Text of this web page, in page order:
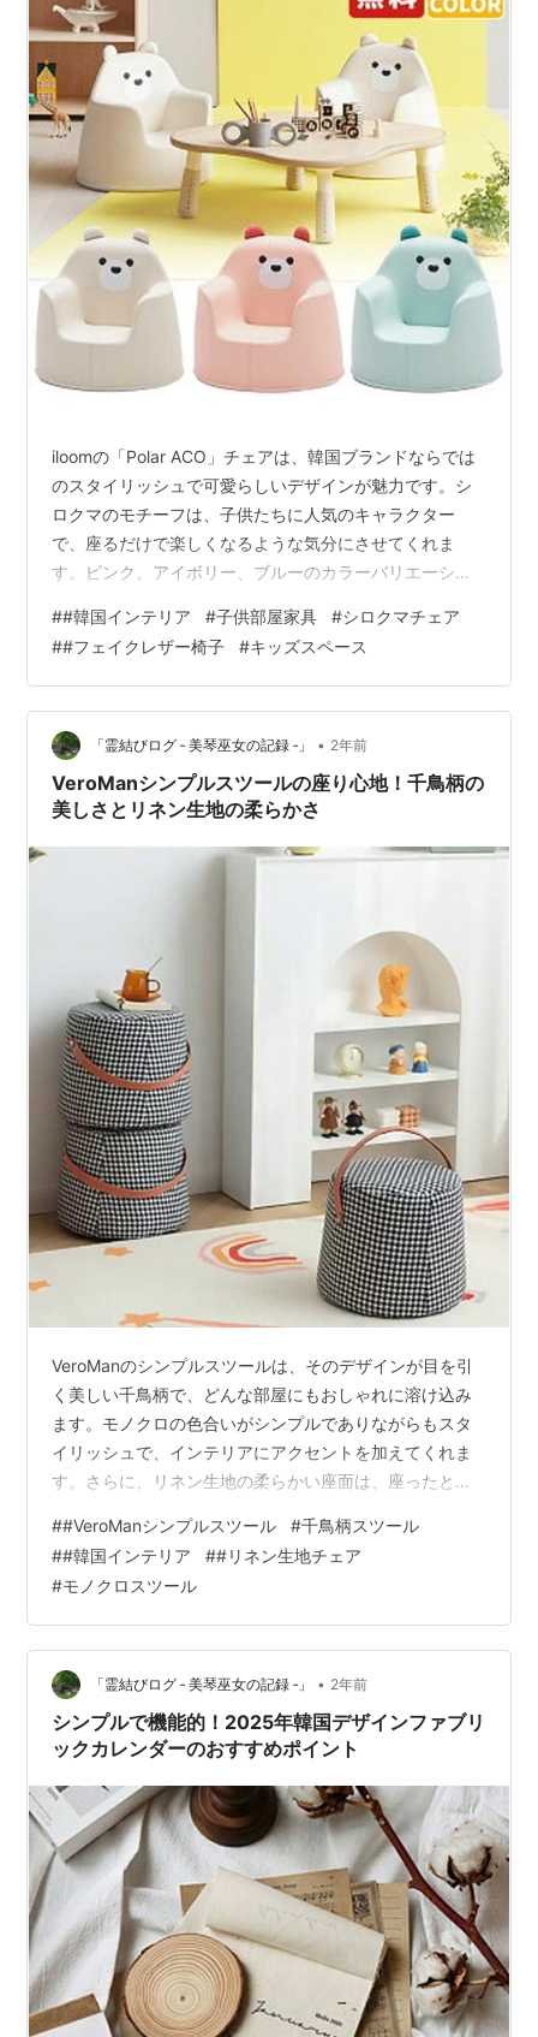
iloomの「Polar ACO」チェアは、韓国ブランドならでは
のスタイリッシュで可愛らしいデザインが魅力です。シ
ロクマのモチーフは、子供たちに人気のキャラクター
で、座るだけで楽しくなるような気分にさせてくれま
す。ピンク、アイボリー、ブルーのカラーバリエーショ
できます。 このチェアは、ただ可愛いだけでなく、座り
心地も抜群です。スポンジ素材を使用しており、柔らか
くて快適でありながら、しっかりとしたサポート力もあ
るので、長時間座っていても疲れにくいです。フェイク
レザーで作られているため、お手入れも簡単で、汚れた
場合でもサッと拭くだけでOKです。 ま…
##韓国インテリア #子供部屋家具 #シロクマチェア
##フェイクレザー椅子 #キッズスペース
「霊結びログ ‐ 美琴巫女の記録 ‐」 • 2年前
VeroManシンプルスツールの座り心地！千鳥柄の
美しさとリネン生地の柔らかさ
VeroManのシンプルスツールは、そのデザインが目を引
く美しい千鳥柄で、どんな部屋にもおしゃれに溶け込み
ます。モノクロの色合いがシンプルでありながらもスタ
イリッシュで、インテリアにアクセントを加えてくれま
す。さらに、リネン生地の柔らかい座面は、座ったとき
ません。 サイズは直径30cm、高さ28cmと、コンパクト
で使いやすいサイズ感。玄関先に置いておくのにも最適
なサイズで、来客時にはサッと使える便利なアイテムで
す。キッズルームにもぴったりで、お子様が座って遊ぶ
のにも適しています。シンプルでありながらも、部屋を
スタイリッシュに仕上げることができる…
##VeroManシンプルスツール #千鳥柄スツール
##韓国インテリア ##リネン生地チェア
#モノクロスツール
「霊結びログ ‐ 美琴巫女の記録 ‐」 • 2年前
シンプルで機能的！2025年韓国デザインファブリ
ックカレンダーのおすすめポイント